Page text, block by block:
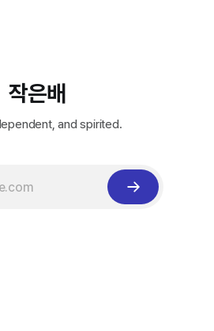
작은배
and spirited.